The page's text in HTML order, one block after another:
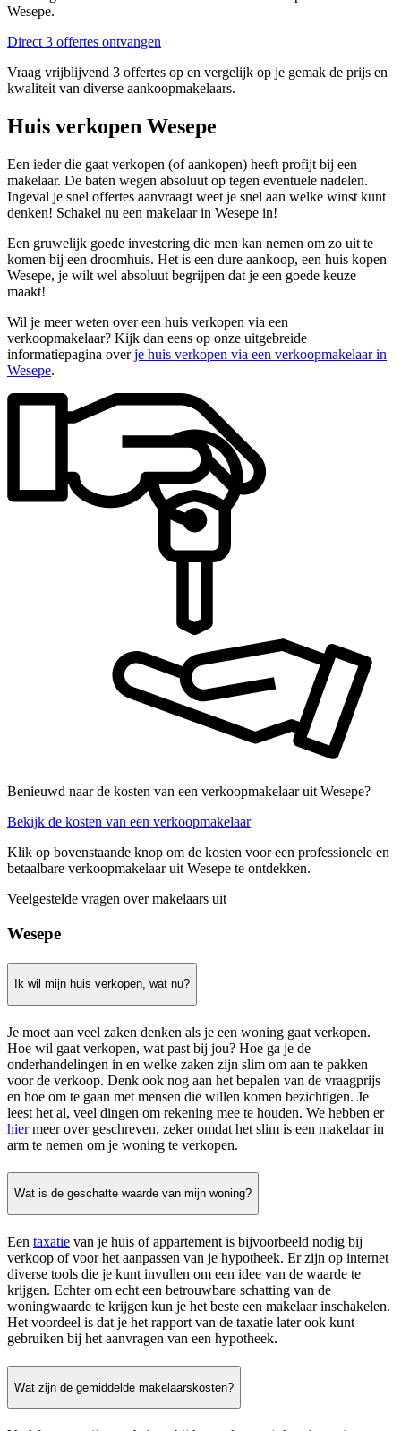
Wesepe.
Direct 3 offertes ontvangen
Vraag vrijblijvend 3 offertes op en vergelijk op je gemak de prijs en
kwaliteit van diverse aankoopmakelaars.
Huis verkopen Wesepe
Een ieder die gaat verkopen (of aankopen) heeft profijt bij een
makelaar. De baten wegen absoluut op tegen eventuele nadelen.
Ingeval je snel offertes aanvraagt weet je snel aan welke winst kunt
denken! Schakel nu een makelaar in Wesepe in!
Een gruwelijk goede investering die men kan nemen om zo uit te
komen bij een droomhuis. Het is een dure aankoop, een huis kopen
Wesepe, je wilt wel absoluut begrijpen dat je een goede keuze
maakt!
Wil je meer weten over een huis verkopen via een
verkoopmakelaar? Kijk dan eens op onze uitgebreide
informatiepagina overje huis verkopen via een verkoopmakelaar in
Wesepe.
Benieuwd naar de kosten van een verkoopmakelaar uit Wesepe?
Bekijk de kosten van een verkoopmakelaar
Klik op bovenstaande knop om de kosten voor een professionele en
betaalbare verkoopmakelaar uit Wesepe te ontdekken.
Veelgestelde vragen over makelaars uit
Wesepe
Ik wil mijn huis verkopen, wat nu?
Je moet aan veel zaken denken als je een woning gaat verkopen.
Hoe wil gaat verkopen, wat past bij jou? Hoe ga je de
onderhandelingen in en welke zaken zijn slim om aan te pakken
voor de verkoop. Denk ook nog aan het bepalen van de vraagprijs
en hoe om te gaan met mensen die willen komen bezichtigen. Je
leest het al, veel dingen om rekening mee te houden. We hebben er
hiermeer over geschreven, zeker omdat het slim is een makelaar in
arm te nemen om je woning te verkopen.
Wat is de geschatte waarde van mijn woning?
Een taxatie van je huis of appartement is bijvoorbeeld nodig bij
verkoop of voor het aanpassen van je hypotheek. Er zijn op internet
diverse tools die je kunt invullen om een idee van de waarde te
krijgen. Echter om echt een betrouwbare schatting van de
woningwaarde te krijgen kun je het beste een makelaar inschakelen.
Het voordeel is dat je het rapport van de taxatie later ook kunt
gebruiken bij het aanvragen van een hypotheek.
Wat zijn de gemiddelde makelaarskosten?